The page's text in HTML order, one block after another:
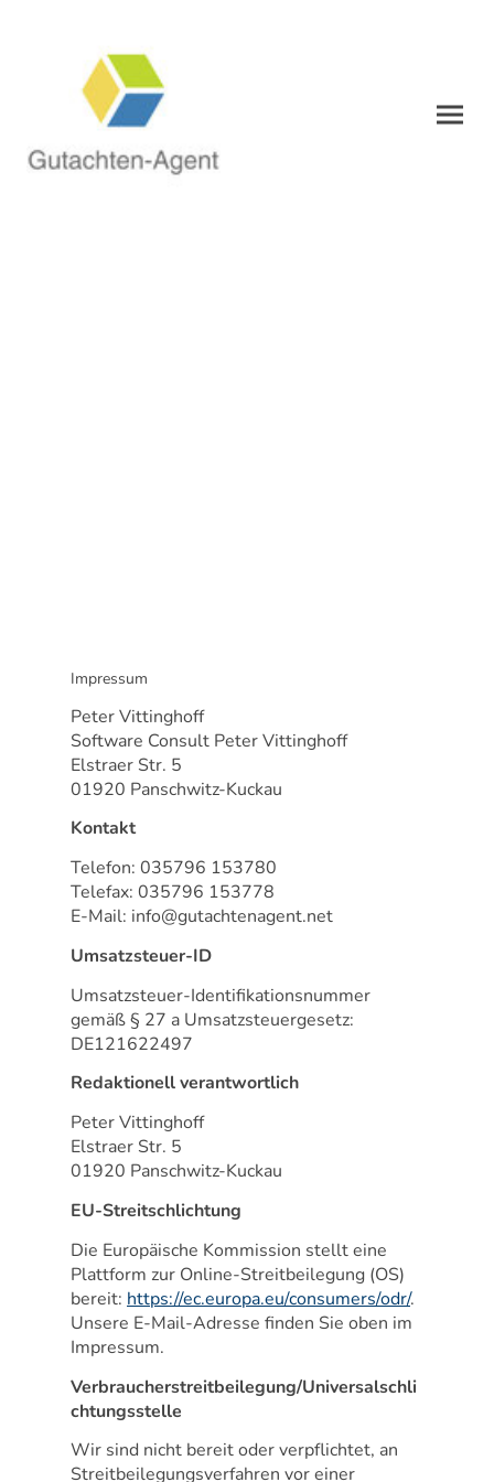
Impressum
Peter Vittinghoff
Software Consult Peter Vittinghoff
Elstraer Str. 5
01920 Panschwitz-Kuckau
Kontakt
Telefon: 035796 153780
Telefax: 035796 153778
E-Mail: info@gutachtenagent.net
Umsatzsteuer-ID
Umsatzsteuer-Identifikationsnummer
gemäß § 27 a Umsatzsteuergesetz:
DE121622497
Redaktionell verantwortlich
Peter Vittinghoff
Elstraer Str. 5
01920 Panschwitz-Kuckau
EU-Streitschlichtung
Die Europäische Kommission stellt eine
Plattform zur Online-Streitbeilegung (OS)
bereit: https://ec.europa.eu/consumers/odr/.
Unsere E-Mail-Adresse finden Sie oben im
Impressum.
Verbraucher­streit­beilegung/Universal­schli
chtungs­stelle
Wir sind nicht bereit oder verpflichtet, an
Streitbeilegungsverfahren vor einer